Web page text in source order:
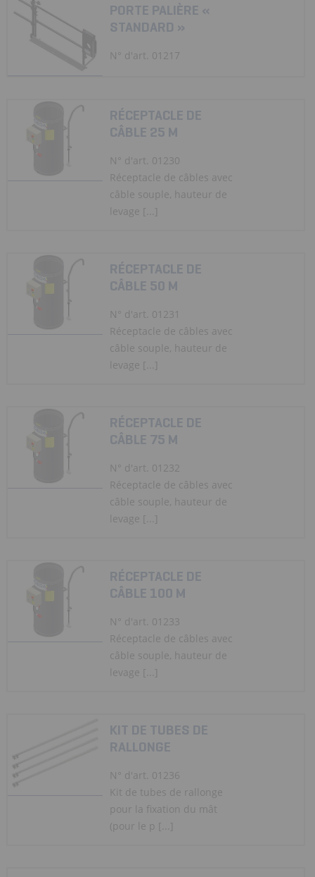
PORTE PALIÈRE «
STANDARD »
N° d'art. 01217
RÉCEPTACLE DE
CÂBLE 25 M
N° d'art. 01230
Réceptacle de câbles avec
câble souple, hauteur de
levage [...]
RÉCEPTACLE DE
CÂBLE 50 M
N° d'art. 01231
Réceptacle de câbles avec
câble souple, hauteur de
levage [...]
RÉCEPTACLE DE
CÂBLE 75 M
N° d'art. 01232
Réceptacle de câbles avec
câble souple, hauteur de
levage [...]
RÉCEPTACLE DE
CÂBLE 100 M
N° d'art. 01233
Réceptacle de câbles avec
câble souple, hauteur de
levage [...]
KIT DE TUBES DE
RALLONGE
N° d'art. 01236
Kit de tubes de rallonge
pour la fixation du mât
(pour le p [...]